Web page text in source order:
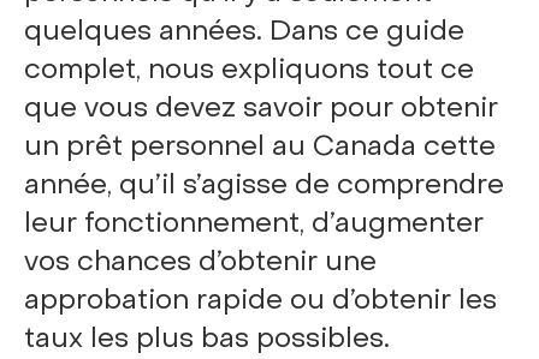
quelques années. Dans ce guide
complet, nous expliquons tout ce
que vous devez savoir pour obtenir
un prêt personnel au Canada cette
année, qu’il s’agisse de comprendre
leur fonctionnement, d’augmenter
vos chances d’obtenir une
approbation rapide ou d’obtenir les
taux les plus bas possibles.